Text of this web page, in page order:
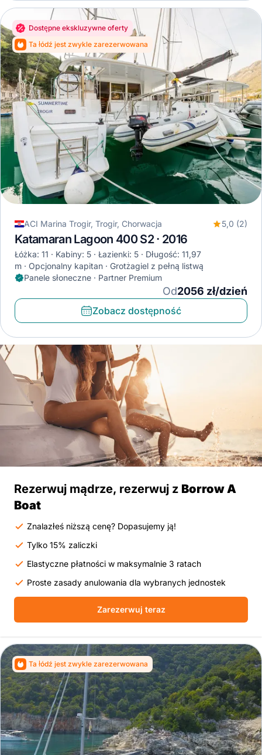
Dostępne ekskluzywne oferty
Ta łódź jest zwykle zarezerwowana
ACI Marina Trogir, Trogir, Chorwacja 5,0 (2)
Katamaran Lagoon 400 S2 · 2016
Łóżka: 11 Kabiny: 5 Łazienki: 5
Długość: 11,97
m
Opcjonalny kapitan
Grotżagiel z pełną listwą
Panele słoneczne · Partner Premium
Od2056 zł/dzień
Zobacz dostępność
Rezerwuj mądrze, rezerwuj z Borrow A
Boat
Znalazłeś niższą cenę? Dopasujemy ją!
Tylko 15% zaliczki
Elastyczne płatności w maksymalnie 3 ratach
Proste zasady anulowania dla wybranych jednostek
Zarezerwuj teraz
Ta łódź jest zwykle zarezerwowana